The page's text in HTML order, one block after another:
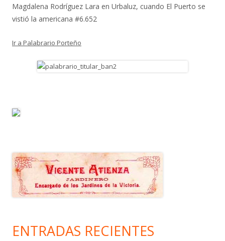
Magdalena Rodríguez Lara en Urbaluz, cuando El Puerto se
vistió la americana #6.652
Ir a Palabrario Porteño
ENTRADAS RECIENTES